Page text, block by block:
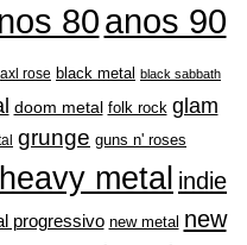
80anos 90
axl rose black metal black sabbath
doom metal folk rock glam
grunge guns n' roses
heavy metal indie
progressivo new metal new